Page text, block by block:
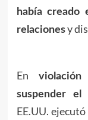
había creado
relacionesy
En
suspender
EE.UU.